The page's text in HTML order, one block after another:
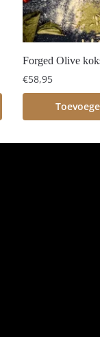
Forged Olive
€58,95